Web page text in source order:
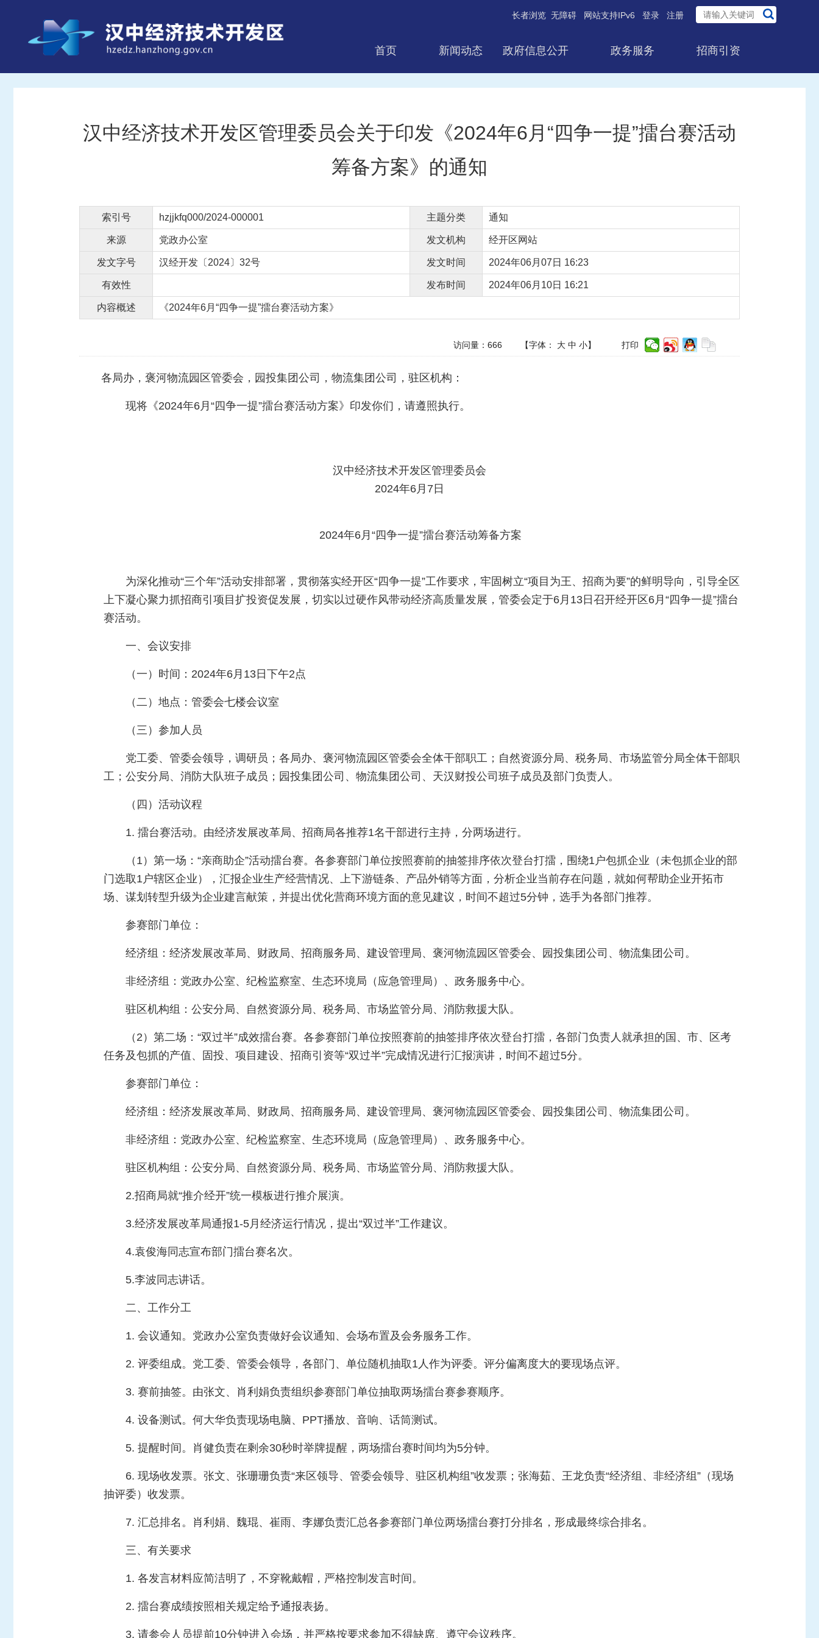
长者浏览 无障碍 网站支持IPv6 登录 注册
首页 新闻动态 政府信息公开 政务服务 招商引资
汉中经济技术开发区管理委员会关于印发《2024年6月“四争一提”擂台赛活动
筹备方案》的通知
索引号 hzjjkfq000/2024-000001 主题分类 通知
来源 党政办公室 发文机构 经开区网站
发文字号 汉经开发〔2024〕32号 发文时间 2024年06月07日 16:23
有效性 发布时间 2024年06月10日 16:21
内容概述 《2024年6月“四争一提”擂台赛活动方案》
访问量： 666 【字体： 大 中 小】 打印
各局办，褒河物流园区管委会，园投集团公司，物流集团公司，驻区机构：
现将《2024年6月“四争一提”擂台赛活动方案》印发你们，请遵照执行。
汉中经济技术开发区管理委员会
2024年6月7日
2024年6月“四争一提”擂台赛活动筹备方案
为深化推动“三个年”活动安排部署，贯彻落实经开区“四争一提”工作要求，牢固树立“项目为王、招商为要”的鲜明导向，引导全区
上下凝心聚力抓招商引项目扩投资促发展，切实以过硬作风带动经济高质量发展，管委会定于6月13日召开经开区6月“四争一提”擂台
赛活动。
一、会议安排
（一）时间：2024年6月13日下午2点
（二）地点：管委会七楼会议室
（三）参加人员
党工委、管委会领导，调研员；各局办、褒河物流园区管委会全体干部职工；自然资源分局、税务局、市场监管分局全体干部职
工；公安分局、消防大队班子成员；园投集团公司、物流集团公司、天汉财投公司班子成员及部门负责人。
（四）活动议程
1. 擂台赛活动。由经济发展改革局、招商局各推荐1名干部进行主持，分两场进行。
（1）第一场：“亲商助企”活动擂台赛。各参赛部门单位按照赛前的抽签排序依次登台打擂，围绕1户包抓企业（未包抓企业的部
门选取1户辖区企业），汇报企业生产经营情况、上下游链条、产品外销等方面，分析企业当前存在问题，就如何帮助企业开拓市
场、谋划转型升级为企业建言献策，并提出优化营商环境方面的意见建议，时间不超过5分钟，选手为各部门推荐。
参赛部门单位：
经济组：经济发展改革局、财政局、招商服务局、建设管理局、褒河物流园区管委会、园投集团公司、物流集团公司。
非经济组：党政办公室、纪检监察室、生态环境局（应急管理局）、政务服务中心。
驻区机构组：公安分局、自然资源分局、税务局、市场监管分局、消防救援大队。
（2）第二场：“双过半”成效擂台赛。各参赛部门单位按照赛前的抽签排序依次登台打擂，各部门负责人就承担的国、市、区考
任务及包抓的产值、固投、项目建设、招商引资等“双过半”完成情况进行汇报演讲，时间不超过5分。
参赛部门单位：
经济组：经济发展改革局、财政局、招商服务局、建设管理局、褒河物流园区管委会、园投集团公司、物流集团公司。
非经济组：党政办公室、纪检监察室、生态环境局（应急管理局）、政务服务中心。
驻区机构组：公安分局、自然资源分局、税务局、市场监管分局、消防救援大队。
2.招商局就“推介经开”统一模板进行推介展演。
3.经济发展改革局通报1-5月经济运行情况，提出“双过半”工作建议。
4.袁俊海同志宣布部门擂台赛名次。
5.李波同志讲话。
二、工作分工
1. 会议通知。党政办公室负责做好会议通知、会场布置及会务服务工作。
2. 评委组成。党工委、管委会领导，各部门、单位随机抽取1人作为评委。评分偏离度大的要现场点评。
3. 赛前抽签。由张文、肖利娟负责组织参赛部门单位抽取两场擂台赛参赛顺序。
4. 设备测试。何大华负责现场电脑、PPT播放、音响、话筒测试。
5. 提醒时间。肖健负责在剩余30秒时举牌提醒，两场擂台赛时间均为5分钟。
6. 现场收发票。张文、张珊珊负责“来区领导、管委会领导、驻区机构组”收发票；张海茹、王龙负责“经济组、非经济组”（现场
抽评委）收发票。
7. 汇总排名。肖利娟、魏琨、崔雨、李娜负责汇总各参赛部门单位两场擂台赛打分排名，形成最终综合排名。
三、有关要求
1. 各发言材料应简洁明了，不穿靴戴帽，严格控制发言时间。
2. 擂台赛成绩按照相关规定给予通报表扬。
3. 请参会人员提前10分钟进入会场，并严格按要求参加不得缺席、遵守会议秩序。